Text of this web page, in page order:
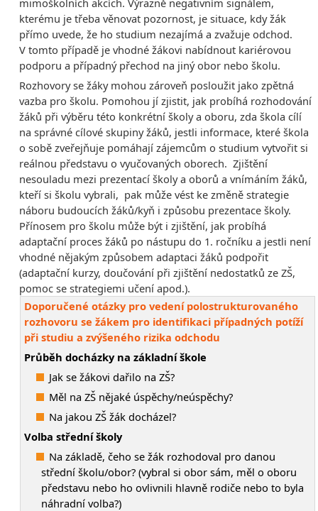
mimoškolních akcích. Výrazně negativním signálem,
kterému je třeba věnovat pozornost, je situace, kdy žák
přímo uvede, že ho studium nezajímá a zvažuje odchod.
V tomto případě je vhodné žákovi nabídnout kariérovou
podporu a případný přechod na jiný obor nebo školu.
Rozhovory se žáky mohou zároveň posloužit jako zpětná
vazba pro školu. Pomohou jí zjistit, jak probíhá rozhodování
žáků při výběru této konkrétní školy a oboru, zda škola cílí
na správné cílové skupiny žáků, jestli informace, které škola
o sobě zveřejňuje pomáhají zájemcům o studium vytvořit si
reálnou představu o vyučovaných oborech. Zjištění
nesouladu mezi prezentací školy a oborů a vnímáním žáků,
kteří si školu vybrali, pak může vést ke změně strategie
náboru budoucích žáků/kyň i způsobu prezentace školy.
Přínosem pro školu může být i zjištění, jak probíhá
adaptační proces žáků po nástupu do 1. ročníku a jestli není
vhodné nějakým způsobem adaptaci žáků podpořit
(adaptační kurzy, doučování při zjištění nedostatků ze ZŠ,
pomoc se strategiemi učení apod.).
Doporučené otázky pro vedení polostrukturovaného
rozhovoru se žákem pro identifikaci případných potíží
při studiu a zvýšeného rizika odchodu
Průběh docházky na základní škole
Jak se žákovi dařilo na ZŠ?
Měl na ZŠ nějaké úspěchy/neúspěchy?
Na jakou ZŠ žák docházel?
Volba střední školy
Na základě, čeho se žák rozhodoval pro danou
střední školu/obor? (vybral si obor sám, měl o oboru
představu nebo ho ovlivnili hlavně rodiče nebo to byla
náhradní volba?)